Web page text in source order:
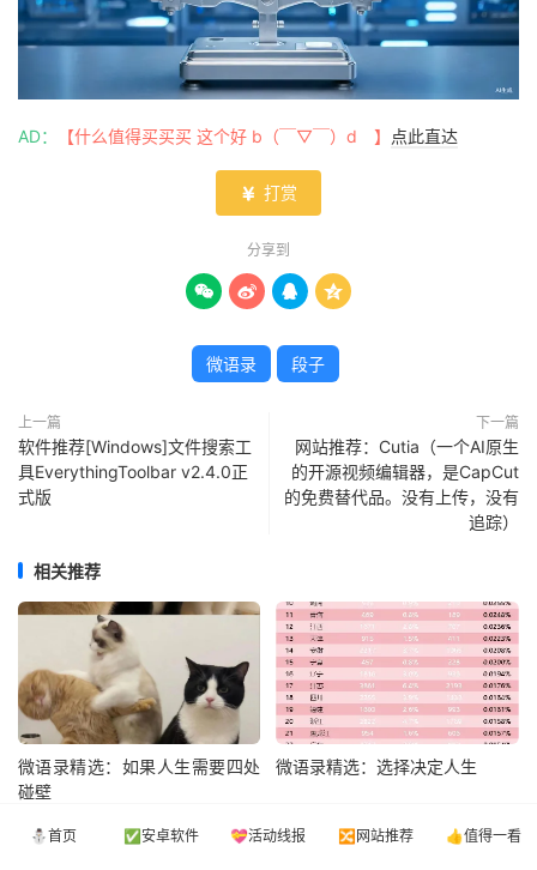
AD： 【什么值得买买买 这个好 b（￣▽￣）d 】 点此直达
 打赏
分享到
   
微语录 段子
上一篇
软件推荐[Windows]文件搜索工
具EverythingToolbar v2.4.0正
式版
下一篇
网站推荐：Cutia（一个AI原生
的开源视频编辑器，是CapCut
的免费替代品。没有上传，没有
追踪）
相关推荐
微语录精选：如果人生需要四处
碰壁
微语录精选：选择决定人生
⛄首页 ✅安卓软件 💝活动线报 🔀网站推荐 👍值得一看